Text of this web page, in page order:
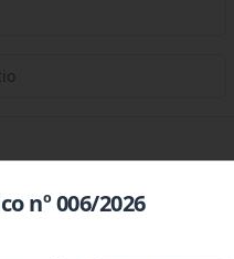
nº 006/2026